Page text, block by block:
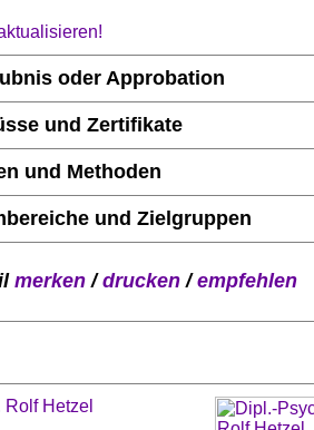
oder Approbation
und Zertifikate
und Methoden
und Zielgruppen
merken/drucken/empfehlen
Hetzel